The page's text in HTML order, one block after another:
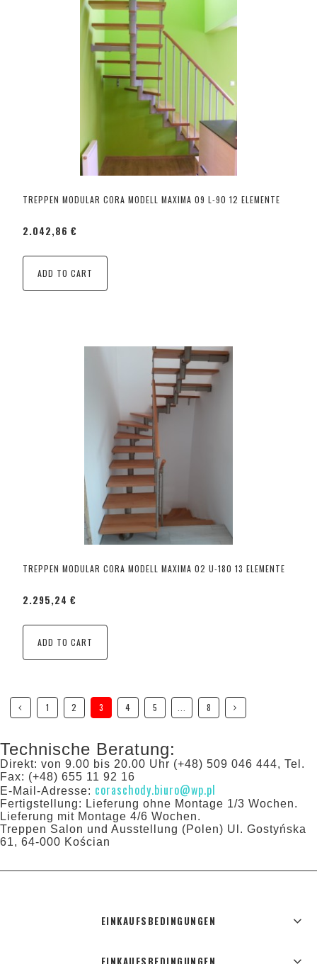
TREPPEN MODULAR CORA MODELL MAXIMA 09 L-90 12 ELEMENTE
2.042,86 €
ADD TO CART
TREPPEN MODULAR CORA MODELL MAXIMA 02 U-180 13 ELEMENTE
2.295,24 €
ADD TO CART
1 2 3 4 5 8
Technische Beratung:
Direkt: von 9.00 bis 20.00 Uhr (+48) 509 046 444, Tel.
Fax: (+48) 655 11 92 16
E-Mail-Adresse: coraschody.biuro@wp.pl
Fertigstellung: Lieferung ohne Montage 1/3 Wochen.
Lieferung mit Montage 4/6 Wochen.
Treppen Salon und Ausstellung (Polen) Ul. Gostyńska
61, 64-000 Kościan
EINKAUFSBEDINGUNGEN
EINKAUFSBEDINGUNGEN